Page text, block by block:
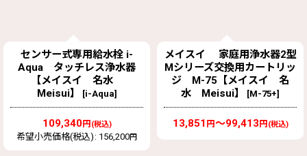
センサー式専用給水栓 i-
Aqua タッチレス浄水器
【メイスイ 名水
Meisui】
[i-Aqua]
109,340円 (税込)
希望小売価格(税込) : 156,200円
メイスイ 家庭用浄水器2型
Mシリーズ交換用カートリッ
ジ M-75【メイスイ 名
水 Meisui】
[M-75+]
13,851 円～99,413 円 (税込)